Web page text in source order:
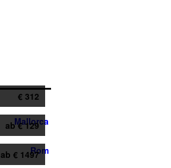
Mallorca
€ 312
Rom
ab € 129
ab € 1497